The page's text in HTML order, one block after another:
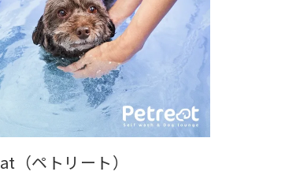
（ペトリート）